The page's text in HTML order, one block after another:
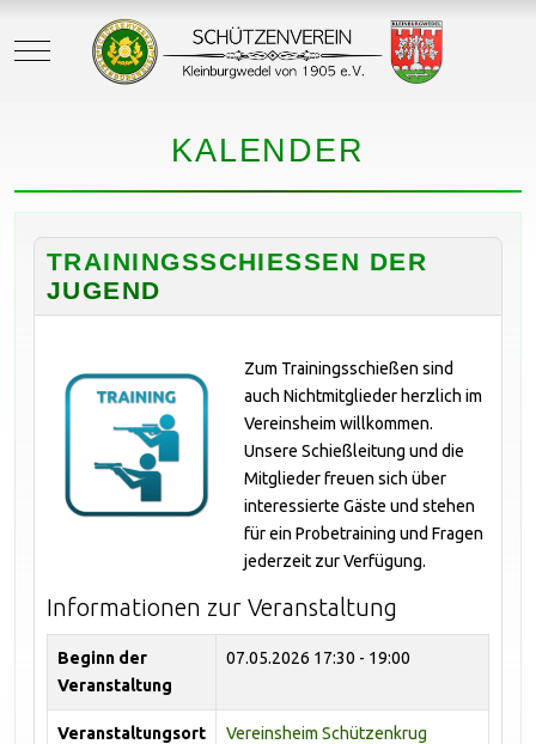
Mobile Menu Toggle
KALENDER
TRAININGSSCHIESSEN DER J
UGEND
Zum Trainingsschießen sind
auch Nichtmitglieder herzlich im
Vereinsheim willkommen.
Unsere Schießleitung und die
Mitglieder freuen sich über
interessierte Gäste und stehen
für ein Probetraining und Fragen
jederzeit zur Verfügung.
Informationen zur Veranstaltung
Beginn der
Veranstaltung
07.05.2026 17:30 - 19:00
Veranstaltungsort Vereinsheim Schützenkrug